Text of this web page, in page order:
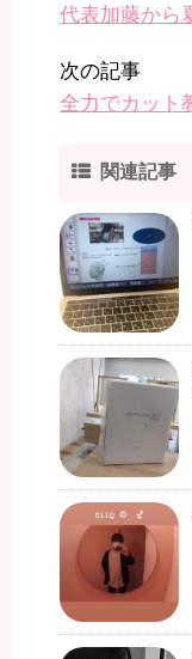
代表加藤から
次の記事
全力でカット
関連記事